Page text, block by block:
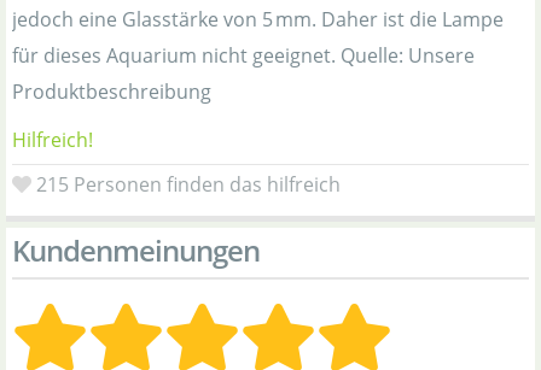
jedoch eine Glasstärke von 5 mm. Daher ist die Lampe
für dieses Aquarium nicht geeignet. Quelle: Unsere
Produktbeschreibung
Hilfreich!
215 Personen finden das hilfreich
Kundenmeinungen